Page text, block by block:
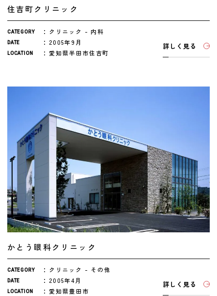
住吉町クリニック
CATEGORY クリニック 内科
DATE 2005年9月
LOCATION 愛知県半田市住吉町
詳しく見る
かとう眼科クリニック
CATEGORY クリニック その他
DATE 2005年4月
LOCATION 愛知県豊田市
詳しく見る